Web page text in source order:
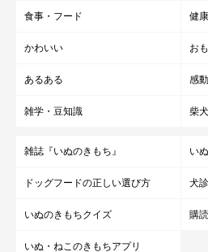
必要に応じて、動物病院でメス犬の
に交配を行ったとしても妊娠しない
犬の妊娠
最初の1ヶ月程度は見た目の変化は
の食欲が落ちたり嘔吐を繰り返すな
食事・フード 健
かわいい お
あるある 感動
雑学・豆知識 柴犬
雑誌『いぬのきもち』 い
ドッグフードの正しい選び方 犬
いぬのきもちクイズ 購
いぬ・ねこのきもちアプリ